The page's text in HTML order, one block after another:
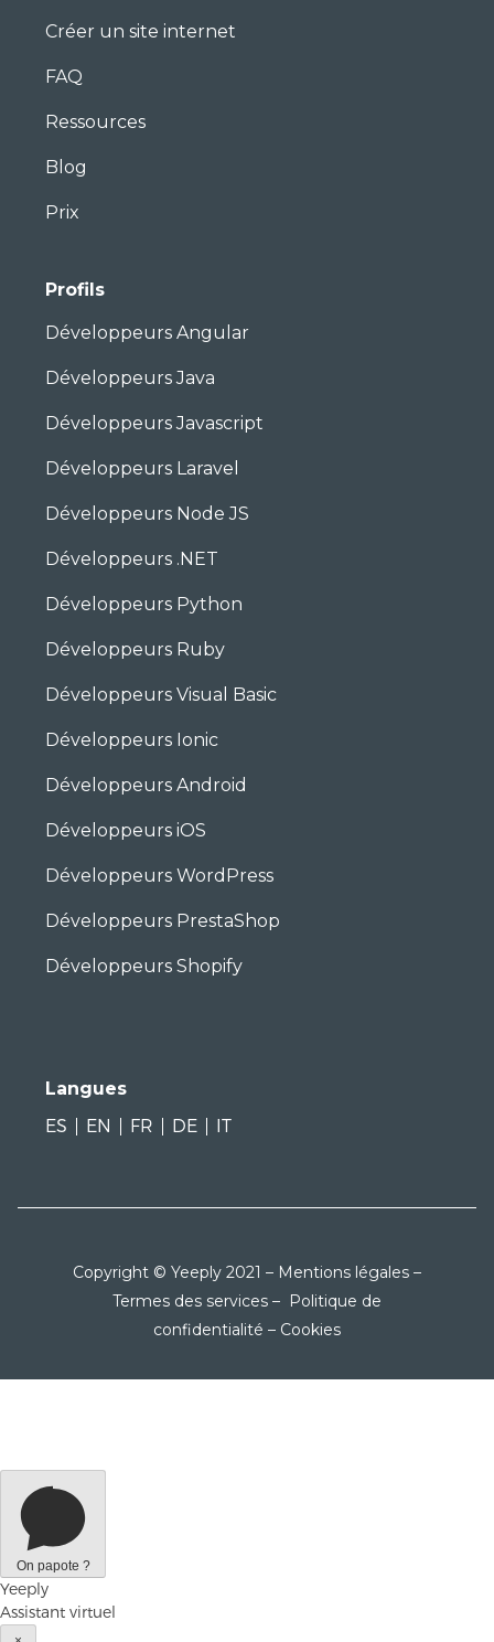
Créer un site internet
FAQ
Ressources
Blog
Prix
Profils
Développeurs Angular
Développeurs Java
Développeurs Javascript
Développeurs Laravel
Développeurs Node JS
Développeurs .NET
Développeurs Python
Développeurs Ruby
Développeurs Visual Basic
Développeurs Ionic
Développeurs Android
Développeurs iOS
Développeurs WordPress
Développeurs PrestaShop
Développeurs Shopify
Langues
ES
EN FR DE IT
Copyright © Yeeply 2021 – Mentions légales –
Termes des services –
Politique de
confidentialité – Cookies
On papote ?
Yeeply
Assistant virtuel